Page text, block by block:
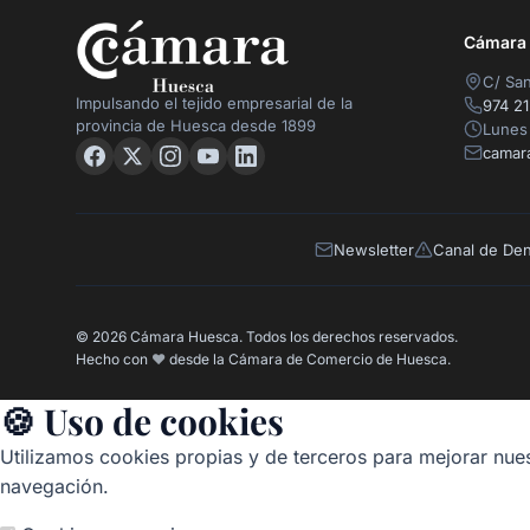
Impulsando el tejido empresarial de la
provincia de Huesca desde 1899
C/
974
Newsletter Canal de
© 2026 Cámara Huesca. Todos los derechos reservados.
Hecho con ❤️ desde la Cámara de Comercio de Huesca.
🍪 Uso de cookies
Utilizamos cookies propias y de terceros para mejorar
navegación.